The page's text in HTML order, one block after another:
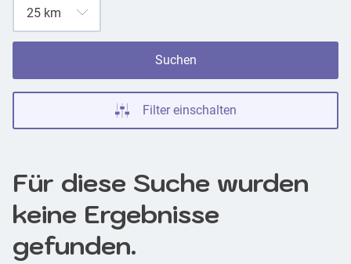
Suchen
Filter einschalten
Für diese Suche wurden
keine Ergebnisse
gefunden.